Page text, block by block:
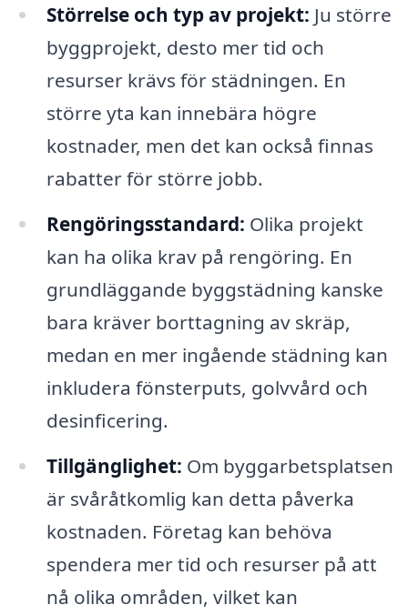
Störrelse och typ av projekt: Ju större
byggprojekt, desto mer tid och
resurser krävs för städningen. En
större yta kan innebära högre
kostnader, men det kan också finnas
rabatter för större jobb.
Rengöringsstandard: Olika projekt
kan ha olika krav på rengöring. En
grundläggande byggstädning kanske
bara kräver borttagning av skräp,
medan en mer ingående städning kan
inkludera fönsterputs, golvvård och
desinficering.
Tillgänglighet: Om byggarbetsplatsen
är svåråtkomlig kan detta påverka
kostnaden. Företag kan behöva
spendera mer tid och resurser på att
nå olika områden, vilket kan